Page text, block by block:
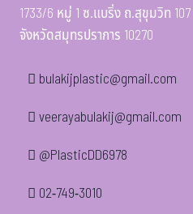
1733/6 หมู่ 1 ซ.แบริ่ง ถ.สุขุมวิท
จังหวัดสมุทรปราการ 10270
bulakijplastic@gmail.com
veerayabulakij@gmail.com
@PlasticDD6978
02-749-3010